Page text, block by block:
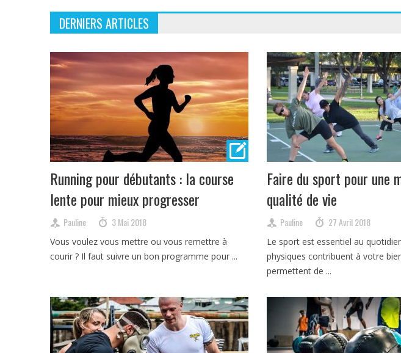
DERNIERS ARTICLES
Running pour débutants : la course
lente pour mieux progresser
Pauline 3 Mai 2018
Vous voulez vous mettre ou vous remettre à
courir ? Il faut suivre un bon programme pour ...
Faire du sport pour une
qualité de vie
Pauline 27 Avril 2018
Le sport est essentiel au
physiques contribuent à votre
permettent de ...